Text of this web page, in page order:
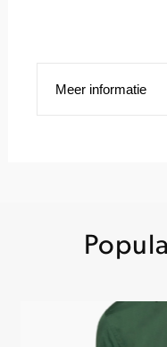
Meer informatie